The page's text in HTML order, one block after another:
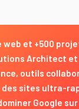
web et +500
Architect
outils
des sites ultra-
Google